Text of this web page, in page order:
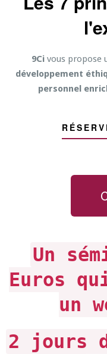
9Civous propose
développement
personnel
Un
Euros
un
2 jours